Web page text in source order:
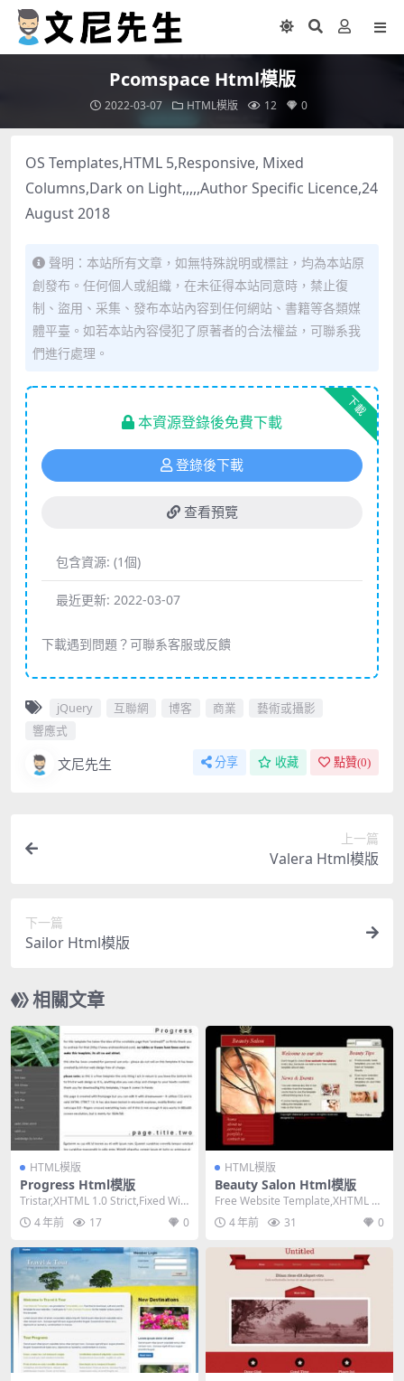
Pcomspace Html模版
2022-03-07 HTML模版 12 0
OS Templates,HTML 5,Responsive, Mixed
Columns,Dark on Light,,,,,Author Specific Licence,24
August 2018
聲明：本站所有文章，如無特殊說明或標註，均為本站原
創發布。任何個人或組織，在未征得本站同意時，禁止復
制、盜用、采集、發布本站內容到任何網站、書籍等各類媒
體平臺。如若本站內容侵犯了原著者的合法權益，可聯系我
們進行處理。
下載
本資源登錄後免費下載
登錄後下載
查看預覽
包含資源: (1個)
最近更新: 2022-03-07
下載遇到問題？可聯系客服或反饋
jQuery 互聯網 博客 商業
藝術或攝影
響應式
文尼先生 分享 收藏 點贊(0)
上一篇
Valera Html模版
下一篇
Sailor Html模版
相關文章
HTML模版
Progress Html模版
Tristar,XHTML 1.0 Strict,Fixed Wid
th, 2 ...
4 年前 17 0
HTML模版
Beauty Salon Html模版
Free Website Template,XHTML 1.
0 Strict,F...
4 年前 31 0